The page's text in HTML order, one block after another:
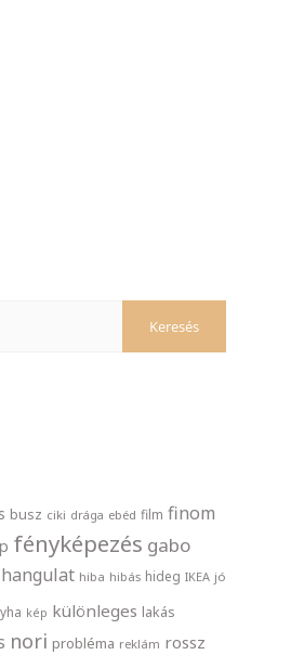
busz ciki drága ebéd film finom
fényképezés gabo
hangulat hiba hibás hideg IKEA jó
kép különleges lakás
nori probléma reklám rossz